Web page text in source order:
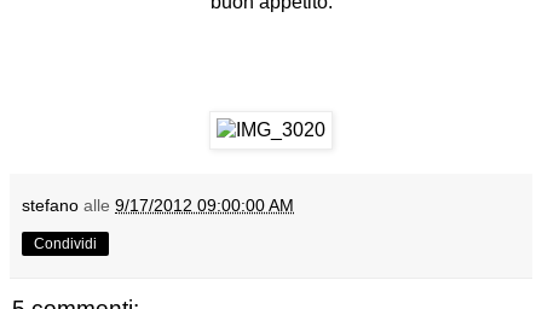
stefano alle 9/17/2012 09:00:00 AM
Condividi